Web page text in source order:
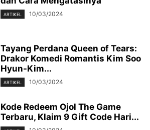
ARTIKEL 10/03/2024
Tayang Perdana Queen of Tears:
Drakor Komedi Romantis Kim Soo
Hyun-Kim...
ARTIKEL 10/03/2024
Kode Redeem Ojol The Game
Terbaru, Klaim 9 Gift Code Hari...